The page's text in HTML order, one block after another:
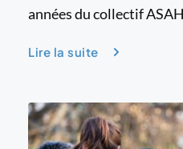
années du collectif
Lire la suite